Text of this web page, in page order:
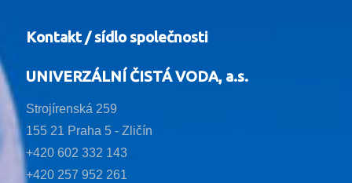
Kontakt / sídlo společnosti
UNIVERZÁLNÍ ČISTÁ VODA, a.s.
Strojírenská 259
155 21 Praha 5 - Zličín
+420 602 332 143
+420 257 952 261